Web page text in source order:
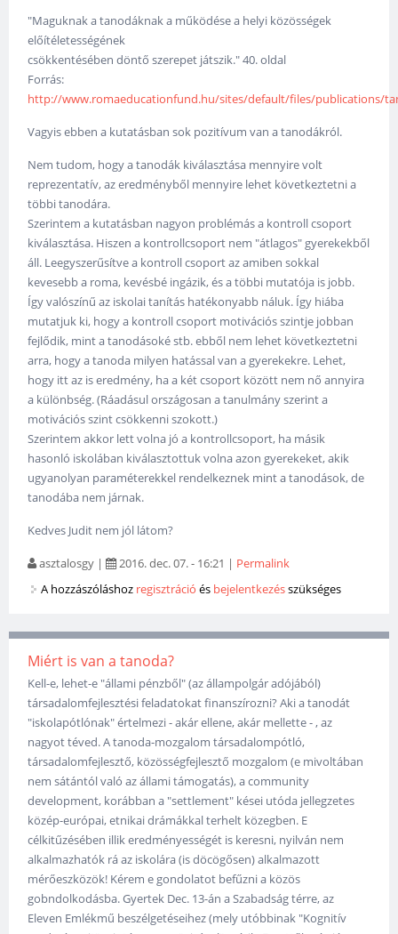
"Maguknak a tanodáknak a működése a helyi közösségek
előítéletességének
csökkentésében döntő szerepet játszik." 40. oldal
Forrás:
http://www.romaeducationfund.hu/sites/default/files/publications/
Vagyis ebben a kutatásban sok pozitívum van a tanodákról.
Nem tudom, hogy a tanodák kiválasztása mennyire volt
reprezentatív, az eredményből mennyire lehet következtetni a
többi tanodára.
Szerintem a kutatásban nagyon problémás a kontroll csoport
kiválasztása. Hiszen a kontrollcsoport nem "átlagos" gyerekekből
áll. Leegyszerűsítve a kontroll csoport az amiben sokkal
kevesebb a roma, kevésbé ingázik, és a többi mutatója is jobb.
Így valószínű az iskolai tanítás hatékonyabb náluk. Így hiába
mutatjuk ki, hogy a kontroll csoport motivációs szintje jobban
fejlődik, mint a tanodásoké stb. ebből nem lehet következtetni
arra, hogy a tanoda milyen hatással van a gyerekekre. Lehet,
hogy itt az is eredmény, ha a két csoport között nem nő annyira
a különbség. (Ráadásul országosan a tanulmány szerint a
motivációs szint csökkenni szokott.)
Szerintem akkor lett volna jó a kontrollcsoport, ha másik
hasonló iskolában kiválasztottuk volna azon gyerekeket, akik
ugyanolyan paraméterekkel rendelkeznek mint a tanodások, de
tanodába nem járnak.
Kedves Judit nem jól látom?
asztalosgy | 2016. dec. 07. - 16:21 | Permalink
A hozzászóláshoz regisztráció és bejelentkezésszükséges
Miért is van a tanoda?
Kell-e, lehet-e "állami pénzből" (az állampolgár adójából)
társadalomfejlesztési feladatokat finanszírozni? Aki a tanodát
"iskolapótlónak" értelmezi - akár ellene, akár mellette - , az
nagyot téved. A tanoda-mozgalom társadalompótló,
társadalomfejlesztő, közösségfejlesztő mozgalom (e mivoltában
nem sátántól való az állami támogatás), a community
development, korábban a "settlement" kései utóda jellegzetes
közép-európai, etnikai drámákkal terhelt közegben. E
célkitűzésében illik eredményességét is keresni, nyilván nem
alkalmazhatók rá az iskolára (is döcögősen) alkalmazott
mérőeszközök! Kérem e gondolatot befűzni a közös
gobndolkodásba. Gyertek Dec. 13-án a Szabadság térre, az
Eleven Emlékmű beszélgetéseihez (mely utóbbinak "Kognitív